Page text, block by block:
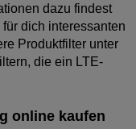
dazu findest
dich interessanten
Produktfilter unter
die ein LTE-
online kaufen